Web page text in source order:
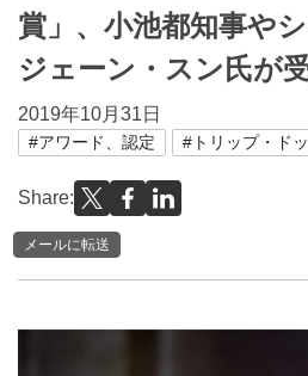
賞」、小池都知事や
ジェーン・スン氏が
2019年10月31日
#アワード、認定 #トリップ・ド
Share:
メールに転送